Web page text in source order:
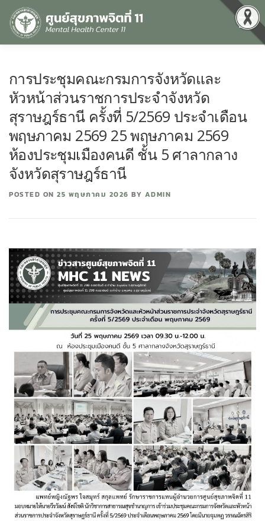
Menu
ศูนย์ข้อมูลข่าวสาร DATA CATALOG สื่อสุขภาพจิต
คู่มือ สำหรับบุคลากร
การประชุมคณะกรมการจังหวัดและ
หัวหน้าส่วนราชการประจำจังหวัด
สุราษฎร์ธานี ครั้งที่ 5/2569 ประจำเดือน
พฤษภาคม 2569 25 พฤษภาคม 2569
ห้องประชุมเมืองคนดี ชั้น 5 ศาลากลาง
จังหวัดสุราษฎร์ธานี
POSTED ON 25 พฤษภาคม 2026 BY ADMIN